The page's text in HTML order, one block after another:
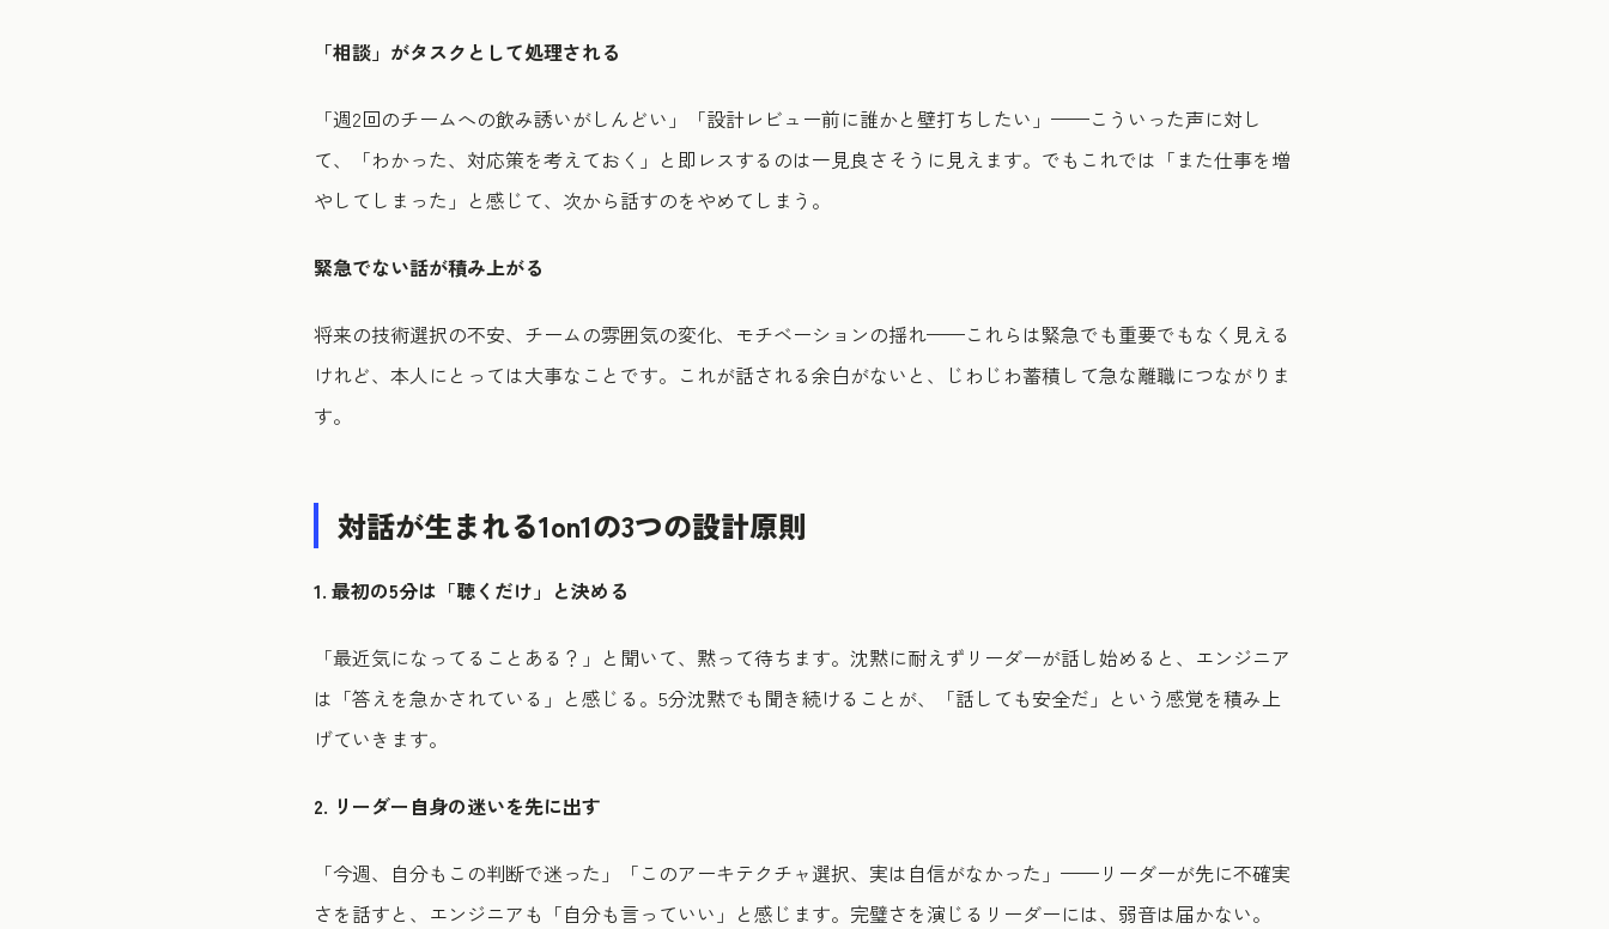
「相談」がタスクとして処理される
「週2回のチームへの飲み誘いがしんどい」「設計レビュー前に誰かと壁打ちしたい」——こういった声に対し
て、「わかった、対応策を考えておく」と即レスするのは一見良さそうに見えます。でもこれでは「また仕事を増
やしてしまった」と感じて、次から話すのをやめてしまう。
緊急でない話が積み上がる
将来の技術選択の不安、チームの雰囲気の変化、モチベーションの揺れ——これらは緊急でも重要でもなく見える
けれど、本人にとっては大事なことです。これが話される余白がないと、じわじわ蓄積して急な離職につながりま
す。
対話が生まれる1on1の3つの設計原則
1. 最初の5分は「聴くだけ」と決める
「最近気になってることある？」と聞いて、黙って待ちます。沈黙に耐えずリーダーが話し始めると、エンジニア
は「答えを急かされている」と感じる。5分沈黙でも聞き続けることが、「話しても安全だ」という感覚を積み上
げていきます。
2. リーダー自身の迷いを先に出す
「今週、自分もこの判断で迷った」「このアーキテクチャ選択、実は自信がなかった」——リーダーが先に不確実
さを話すと、エンジニアも「自分も言っていい」と感じます。完璧さを演じるリーダーには、弱音は届かない。